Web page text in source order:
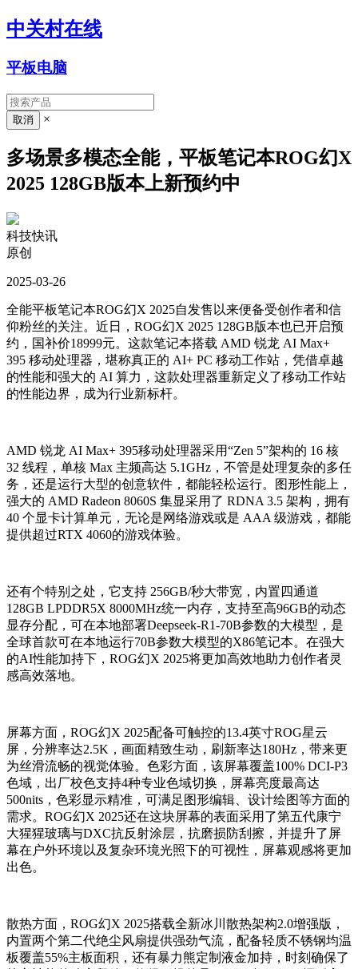
中关村在线
平板电脑
×
多场景多模态全能，平板笔记本ROG幻X
2025 128GB版本上新预约中
科技快讯
原创
2025-03-26
全能平板笔记本ROG幻X 2025自发售以来便备受创作者和信
仰粉丝的关注。近日，ROG幻X 2025 128GB版本也已开启预
约，国补价18999元。这款笔记本搭载 AMD 锐龙 AI Max+
395 移动处理器，堪称真正的 AI+ PC 移动工作站，凭借卓越
的性能和强大的 AI 算力，这款处理器重新定义了移动工作站
的性能边界，成为行业新标杆。
AMD 锐龙 AI Max+ 395移动处理器采用“Zen 5”架构的 16 核
32 线程，单核 Max 主频高达 5.1GHz，不管是处理复杂的多任
务，还是运行大型的创意软件，都能轻松运行。图形性能上，
强大的 AMD Radeon 8060S 集显采用了 RDNA 3.5 架构，拥有
40 个显卡计算单元，无论是网络游戏或是 AAA 级游戏，都能
提供超过RTX 4060的游戏体验。
还有个特别之处，它支持 256GB/秒大带宽，内置四通道
128GB LPDDR5X 8000MHz统一内存，支持至高96GB的动态
显存分配，可在本地部署Deepseek-R1-70B参数的大模型，是
全球首款可在本地运行70B参数大模型的X86笔记本。在强大
的AI性能加持下，ROG幻X 2025将更加高效地助力创作者灵
感高效落地。
屏幕方面，ROG幻X 2025配备可触控的13.4英寸ROG星云
屏，分辨率达2.5K，画面精致生动，刷新率达180Hz，带来更
为丝滑流畅的视觉体验。色彩方面，该屏幕覆盖100% DCI-P3
色域，出厂校色支持4种专业色域切换，屏幕亮度最高达
500nits，色彩显示精准，可满足图形编辑、设计绘图等方面的
需求。ROG幻X 2025还在这块屏幕的表面采用了第五代康宁
大猩猩玻璃与DXC抗反射涂层，抗磨损防刮擦，并提升了屏
幕在户外环境以及复杂环境光照下的可视性，屏幕观感将更加
出色。
散热方面，ROG幻X 2025搭载全新冰川散热架构2.0增强版，
内置两个第二代绝尘风扇提供强劲气流，配备轻质不锈钢均温
板覆盖55%主板面积，还有暴力熊定制液金加持，时刻确保了